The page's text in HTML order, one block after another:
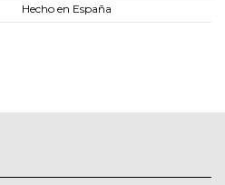
Hecho en España